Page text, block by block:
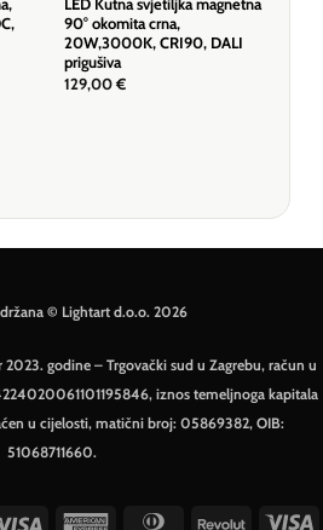
LED Kutna svjetiljka magnetna
90° okomita crna,
20W,3000K, CRI90, DALI
prigušiva
129,00 €
© Lightart d.o.o. 2026
godine – Trgovački sud u Zagrebu, račun u
iznos temeljnoga kapitala
u cijelosti, matični broj: 05869382, OIB:
51068711660.
Visa
American
Dinners Revolut